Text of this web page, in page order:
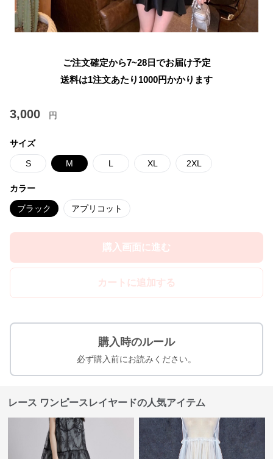
ご注文確定から7~28日でお届け予定
送料は1注文あたり 1000円かかります
3,000 円
サイズ
S M L XL 2XL
カラー
ブラック アプリコット
購入画面に進む
カートに追加する
購入時のルール
必ず購入前にお読みください。
レース ワンピースレイヤードの人気アイテム